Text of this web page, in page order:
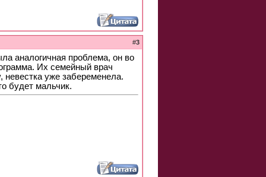
#3
аналогичная проблема, он во
Их семейный врач
невестка уже забеременела.
будет мальчик.